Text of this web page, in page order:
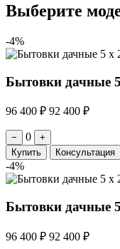
Выберите
-4%
Бытовки дачные
96 400 ₽ 92 400 ₽
− 0
+
Купить
Консультация
-4%
Бытовки дачные
96 400 ₽ 92 400 ₽